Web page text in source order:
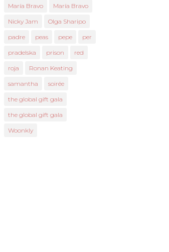
María Bravo María Bravo
Nicky Jam Olga Sharipo
padre peas pepe per
pradelska prison red
roja Ronan Keating
samantha soirée
the global gift gala
the global gift gala
Woonkly